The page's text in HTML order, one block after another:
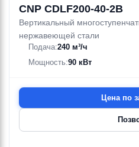
CNP CDLF200-40-2B
Вертикальный
нержавеющей стали
Подача:240 м³/ч
Мощность:90 кВт
Цена по